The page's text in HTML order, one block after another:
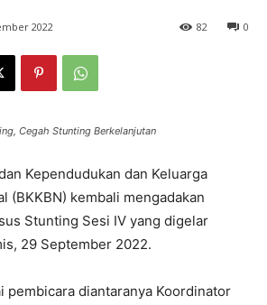
2022 0
82
Cegah Stunting Berkelanjutan
Kependudukan dan Keluarga
(BKKBN) kembali mengadakan
Stunting Sesi IV yang digelar
29 September 2022.
pembicara diantaranya Koordinator